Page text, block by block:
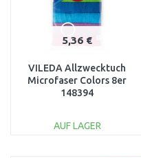
5,36 €
VILEDA Allzwecktuch
Microfaser Colors 8er
148394
AUF LAGER